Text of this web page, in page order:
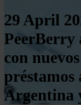
29 April
PeerBerry
con
préstamos
Argentina